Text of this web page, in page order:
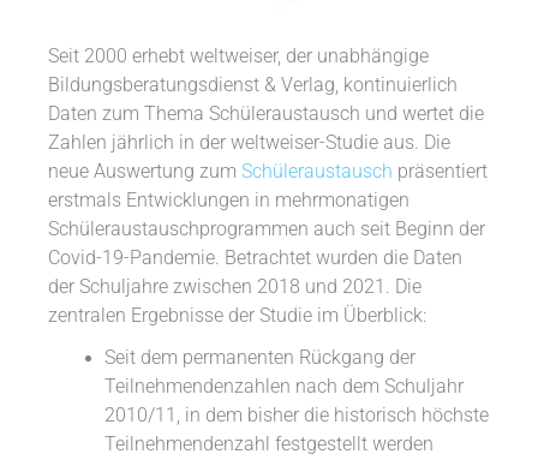
Seit 2000 erhebt weltweiser, der unabhängige
Bildungsberatungsdienst & Verlag, kontinuierlich
Daten zum Thema Schüleraustausch und wertet die
Zahlen jährlich in der weltweiser-Studie aus. Die
neue Auswertung zumSchüleraustausch präsentiert
erstmals Entwicklungen in mehrmonatigen
Schüleraustauschprogrammen auch seit Beginn der
Covid-19-Pandemie. Betrachtet wurden die Daten
der Schuljahre zwischen 2018 und 2021. Die
zentralen Ergebnisse der Studie im Überblick:
Seit dem permanenten Rückgang der
Teilnehmendenzahlen nach dem Schuljahr
2010/11, in dem bisher die historisch höchste
Teilnehmendenzahl festgestellt werden